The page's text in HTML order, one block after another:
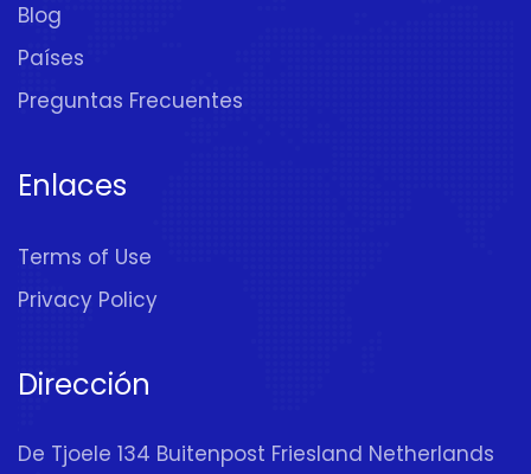
Blog
Países
Preguntas Frecuentes
Enlaces
Terms of Use
Privacy Policy
Dirección
De Tjoele 134 Buitenpost Friesland Netherlands